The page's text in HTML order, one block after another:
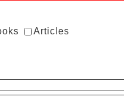
Articles